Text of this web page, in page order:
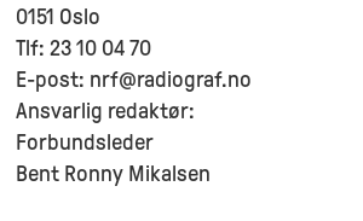
0151 Oslo
Tlf: 23 10 04 70
E-post: nrf@radiograf.no
Ansvarlig redaktør:
Forbundsleder
Bent Ronny Mikalsen